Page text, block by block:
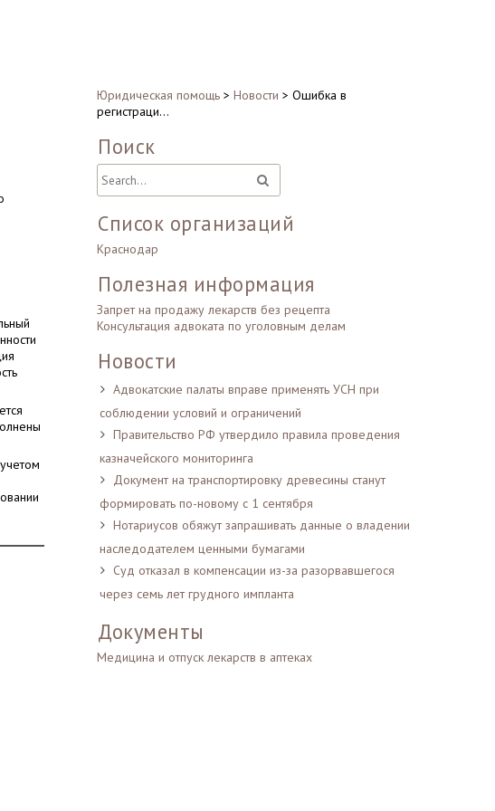
Юридическая помощь > Новости > Ошибка в
регистраци…
Поиск
Список организаций
Краснодар
Полезная информация
Запрет на продажу лекарств без рецепта
Консультация адвоката по уголовным делам
Новости
Адвокатские палаты вправе применять УСН при
соблюдении условий и ограничений
Правительство РФ утвердило правила проведения
казначейского мониторинга
Документ на транспортировку древесины станут
формировать по-новому с 1 сентября
Нотариусов обяжут запрашивать данные о владении
наследодателем ценными бумагами
Суд отказал в компенсации из-за разорвавшегося
через семь лет грудного импланта
Документы
Медицина и отпуск лекарств в аптеках